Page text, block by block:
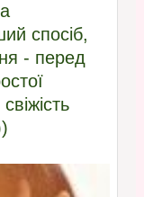
спосіб,
- перед